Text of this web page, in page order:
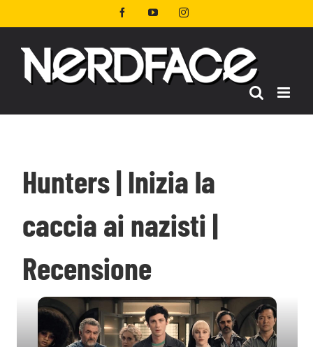
al
FacebookYouTubeInstagram
Hunters | Inizia la
caccia ai nazisti |
Recensione